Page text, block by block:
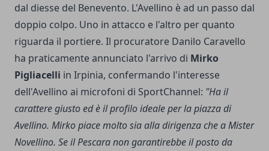
dal diesse del Benevento. L'Avellino è ad un passo dal
doppio colpo. Uno in attacco e l'altro per quanto
riguarda il portiere. Il procuratore Danilo Caravello
ha praticamente annunciato l'arrivo di Mirko
Pigliacelli in Irpinia, confermando l'interesse
dell'Avellino ai microfoni di SportChannel: "Ha il
carattere giusto ed è il profilo ideale per la piazza di
Avellino. Mirko piace molto sia alla dirigenza che a Mister
Novellino. Se il Pescara non garantirebbe il posto da